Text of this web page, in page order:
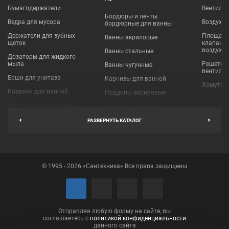
Бумагодержатели
Ведра для мусора
Держатели для зубных
щеток
Дозаторы для жидкого
мыла
Ерши для унитаза
Коврики для ванной
Мыльницы
Полотенцедержатели
Сушилки для белья
Бордюры и ленты
бордюрные для ванны
Ванны акриловые
Ванны стальные
Ванны чугунные
Карнизы для ванной
Поддоны акриловые
Пробки для ванн
клапаны
Решетки
Хомуты
РАЗВЕРНУТЬ КАТАЛОГ
© 1995 - 2026 «Сантехника» Все права защищены
Отправляя любую форму на сайте, вы
соглашаетесь с политикой конфиденциальности
данного сайта